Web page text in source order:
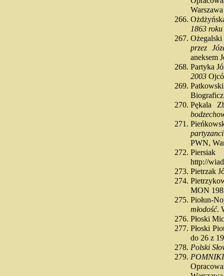
1863 roku
przez
aneksem
Partyka
2003
Pękala
PWN,
http://
Pietrzak
MON
Piołun-
młodość.
Płoski
Płoski
do 26 z
Polski